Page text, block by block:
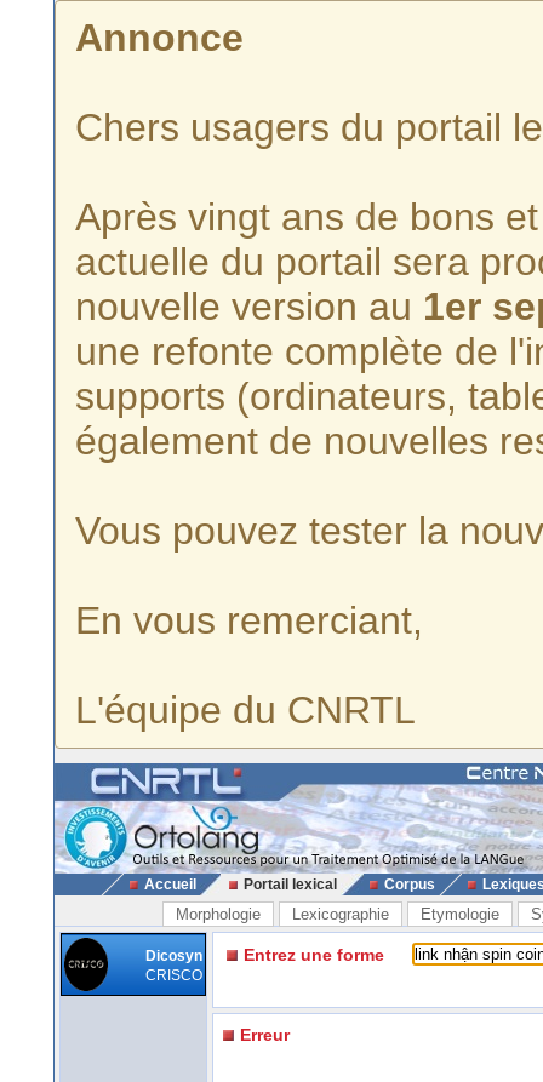
Annonce
Chers usagers du portail
Après vingt ans de bons
actuelle du portail sera
nouvelle version au 1er
une refonte complète de
supports (ordinateurs,
également de nouvelles
Vous pouvez tester la
En vous remerciant,
L'équipe du CNRTL
Accueil Portail lexical Corpus
Morphologie Lexicographie Etymologie
Dicosyn
CRISCO
Entrez une forme
Erreur